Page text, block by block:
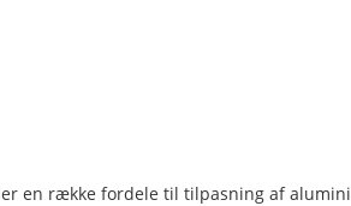
en række fordele til tilpasning af